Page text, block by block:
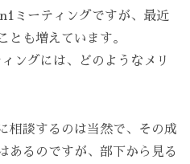
ミーティングですが、最近
とも増えています。
ングには、どのようなメリ
相談するのは当然で、その成
あるのですが、部下から見る